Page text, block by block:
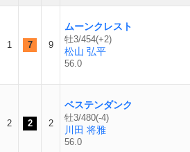
1 7 9
ムーンクレスト
牡3/454(+2)
松山 弘平
56.0
2 2 2
ベステンダンク
牡3/480(-4)
川田 将雅
56.0